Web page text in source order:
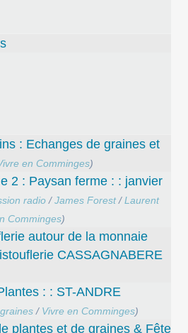
: Echanges de graines et
en Comminges)
2 : Paysan ferme : : janvier
radio /James Forest/Laurent
Comminges)
autour de la monnaie
CASSAGNABERE
: : ST-ANDRE
/ Vivre en Comminges)
plantes et de graines & Fête